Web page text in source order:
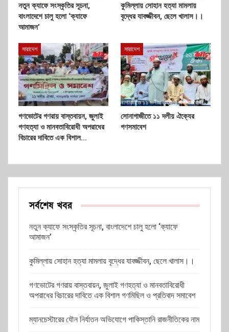
নতুন ক্যাফে সংস্কৃতির সূচনা,
বাংলাদেশে চালু হলো ‘ক্যাফে
আমাজন’
কুমিল্লায় সোহান হত্যা মামলায়
বৃদ্ধের যাবজ্জীবন, ছেলে খালাস।।
সারাদেশ
গণভোটের গণরায় বাস্তবায়ন, জুলাই
গণহত্যা ও মানবতাবিরোধী অপরাধের
বিচারের দাবিতে এক বিশাল…
সারাদেশ
সোনাগাজীতে ১১ দলীয় ঐক্যের
গণসমাবেশ
সর্বশেষ খবর
নতুন ক্যাফে সংস্কৃতির সূচনা, বাংলাদেশে চালু হলো ‘ক্যাফে
আমাজন’
কুমিল্লায় সোহান হত্যা মামলায় বৃদ্ধের যাবজ্জীবন, ছেলে খালাস।।
গণভোটের গণরায় বাস্তবায়ন, জুলাই গণহত্যা ও মানবতাবিরোধী
অপরাধের বিচারের দাবিতে এক বিশাল গণমিছিল ও প্রতিবাদ সমাবেশ
ম্যানচেস্টারের যৌন নির্যাতন অভিযোগে পাকিস্তানি রাজনীতিকের নাম